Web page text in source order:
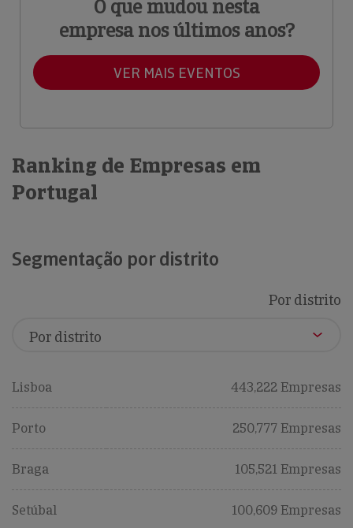
O que mudou nesta
empresa nos últimos anos?
VER MAIS EVENTOS
Ranking de Empresas em
Portugal
Segmentação por distrito
Por distrito
Lisboa 443,222 Empresas
Porto 250,777 Empresas
Braga 105,521 Empresas
Setúbal 100,609 Empresas